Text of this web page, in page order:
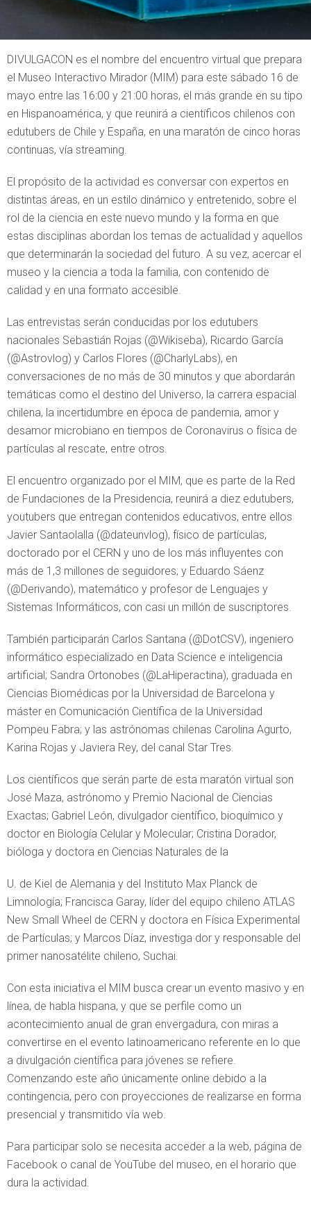
DIVULGACON es el nombre del encuentro virtual que prepara
el Museo Interactivo Mirador (MIM) para este sábado 16 de
mayo entre las 16:00 y 21:00 horas, el más grande en su tipo
en Hispanoamérica, y que reunirá a científicos chilenos con
edutubers de Chile y España, en una maratón de cinco horas
continuas, vía streaming.
El propósito de la actividad es conversar con expertos en
distintas áreas, en un estilo dinámico y entretenido, sobre el
rol de la ciencia en este nuevo mundo y la forma en que
estas disciplinas abordan los temas de actualidad y aquellos
que determinarán la sociedad del futuro. A su vez, acercar el
museo y la ciencia a toda la familia, con contenido de
calidad y en una formato accesible.
Las entrevistas serán conducidas por los edutubers
nacionales Sebastián Rojas (@Wikiseba), Ricardo García
(@Astrovlog) y Carlos Flores (@CharlyLabs), en
conversaciones de no más de 30 minutos y que abordarán
temáticas como el destino del Universo, la carrera espacial
chilena, la incertidumbre en época de pandemia, amor y
desamor microbiano en tiempos de Coronavirus o física de
partículas al rescate, entre otros.
El encuentro organizado por el MIM, que es parte de la Red
de Fundaciones de la Presidencia, reunirá a diez edutubers,
youtubers que entregan contenidos educativos, entre ellos
Javier Santaolalla (@dateunvlog), físico de partículas,
doctorado por el CERN y uno de los más influyentes con
más de 1,3 millones de seguidores; y Eduardo Sáenz
(@Derivando), matemático y profesor de Lenguajes y
Sistemas Informáticos, con casi un millón de suscriptores.
También participarán Carlos Santana (@DotCSV), ingeniero
informático especializado en Data Science e inteligencia
artificial; Sandra Ortonobes (@LaHiperactina), graduada en
Ciencias Biomédicas por la Universidad de Barcelona y
máster en Comunicación Científica de la Universidad
Pompeu Fabra; y las astrónomas chilenas Carolina Agurto,
Karina Rojas y Javiera Rey, del canal Star Tres.
Los científicos que serán parte de esta maratón virtual son
José Maza, astrónomo y Premio Nacional de Ciencias
Exactas; Gabriel León, divulgador científico, bioquímico y
doctor en Biología Celular y Molecular; Cristina Dorador,
bióloga y doctora en Ciencias Naturales de la
U. de Kiel de Alemania y del Instituto Max Planck de
Limnología; Francisca Garay, líder del equipo chileno ATLAS
New Small Wheel de CERN y doctora en Física Experimental
de Partículas; y Marcos Díaz, investiga dor y responsable del
primer nanosatélite chileno, Suchai.
Con esta iniciativa el MIM busca crear un evento masivo y en
línea, de habla hispana, y que se perfile como un
acontecimiento anual de gran envergadura, con miras a
convertirse en el evento latinoamericano referente en lo que
a divulgación científica para jóvenes se refiere.
Comenzando este año únicamente online debido a la
contingencia, pero con proyecciones de realizarse en forma
presencial y transmitido vía web.
Para participar solo se necesita acceder a la web, página de
Facebook o canal de YouTube del museo, en el horario que
dura la actividad.